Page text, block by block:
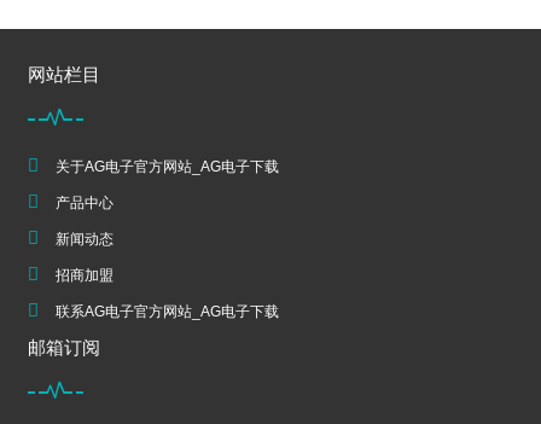
网站栏目
关于AG电子官方网站_AG电子下载
产品中心
新闻动态
招商加盟
联系AG电子官方网站_AG电子下载
邮箱订阅